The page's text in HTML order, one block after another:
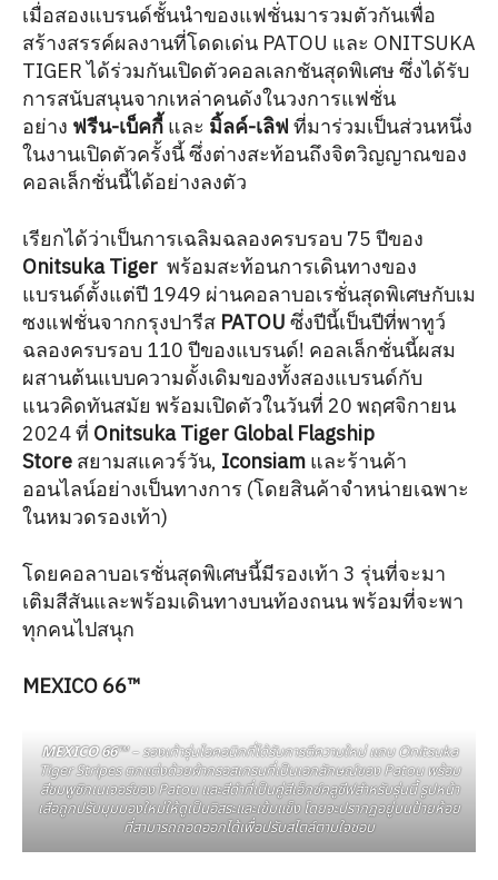
เมื่อสองแบรนด์ชั้นนำของแฟชั่นมารวมตัวกันเพื่อ
สร้างสรรค์ผลงานที่โดดเด่น PATOU และ ONITSUKA
TIGER ได้ร่วมกันเปิดตัวคอลเลกชันสุดพิเศษ ซึ่งได้รับ
การสนับสนุนจากเหล่าคนดังในวงการแฟชั่น
อย่าง ฟรีน-เบ็คกี้ และ มิ้ลค์-เลิฟ ที่มาร่วมเป็นส่วนหนึ่ง
ในงานเปิดตัวครั้งนี้ ซึ่งต่างสะท้อนถึงจิตวิญญาณของ
คอลเล็กชั่นนี้ได้อย่างลงตัว
เรียกได้ว่าเป็นการเฉลิมฉลองครบรอบ 75 ปีของ
Onitsuka Tiger พร้อมสะท้อนการเดินทางของ
แบรนด์ตั้งแต่ปี 1949 ผ่านคอลาบอเรชั่นสุดพิเศษกับเม
ซงแฟชั่นจากกรุงปารีส PATOU ซึ่งปีนี้เป็นปีที่พาทูว์
ฉลองครบรอบ 110 ปีของแบรนด์! คอลเล็กชั่นนี้ผสม
ผสานต้นแบบความดั้งเดิมของทั้งสองแบรนด์กับ
แนวคิดทันสมัย พร้อมเปิดตัวในวันที่ 20 พฤศจิกายน
2024 ที่ Onitsuka Tiger Global Flagship
Store สยามสแควร์วัน, Iconsiam และร้านค้า
ออนไลน์อย่างเป็นทางการ (โดยสินค้าจำหน่ายเฉพาะ
ในหมวดรองเท้า)
โดยคอลาบอเรชั่นสุดพิเศษนี้มีรองเท้า 3 รุ่นที่จะมา
เติมสีสันและพร้อมเดินทางบนท้องถนน พร้อมที่จะพา
ทุกคนไปสนุก
MEXICO 66™
MEXICO 66™– รองเท้ารุ่นไอคอนิกที่ได้รับการตีความใหม่ แถบ Onitsuka
Tiger Stripes ตกแต่งด้วยผ้ากรอสเกรนที่เป็นเอกลักษณ์ของ Patou พร้อม
สีชมพูซิกเนเจอร์ของ Patou และสีดำที่เป็นคู่สีเอ็กซ์คลูซีฟสำหรับรุ่นนี้ รูปหน้า
เสือถูกปรับมุมมองใหม่ให้ดูเป็นอิสระและเข้มแข็ง โดยจะปรากฏอยู่บนป้ายห้อย
ที่สามารถถอดออกได้เพื่อปรับสไตล์ตามใจชอบ